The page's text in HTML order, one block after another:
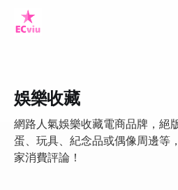
娛樂收藏
網路人氣娛樂收藏電商品牌，絕
蛋、玩具、紀念品或偶像周邊等
家消費評論！